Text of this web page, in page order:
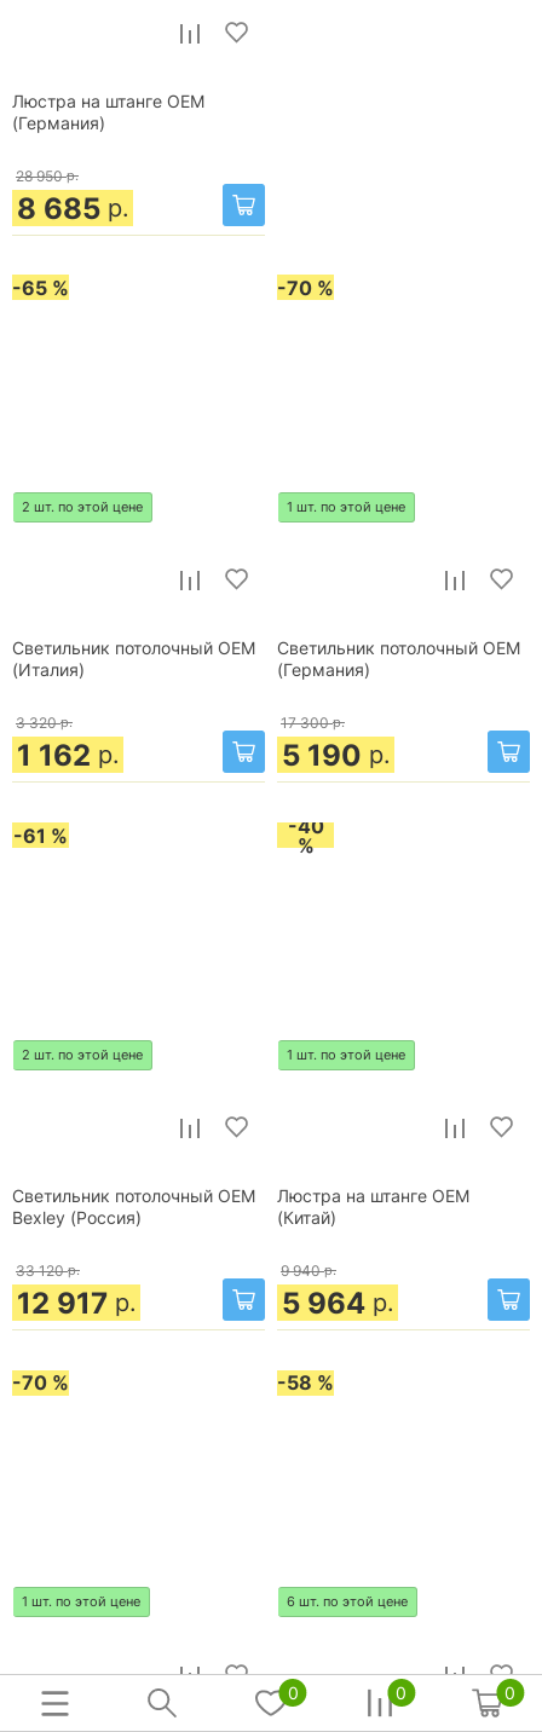
Люстра на штанге OEM
(Германия)
28 950 р.
8 685 р.
-65 %
2 шт. по этой цене
Светильник потолочный OEM
(Италия)
3 320 р.
1 162 р.
-70 %
1 шт. по этой цене
Светильник потолочный OEM
(Германия)
17 300 р.
5 190 р.
-61 %
2 шт. по этой цене
Светильник потолочный OEM
Bexley (Россия)
33 120 р.
12 917 р.
-40
%
1 шт. по этой цене
Люстра на штанге OEM
(Китай)
9 940 р.
5 964 р.
-70 %
1 шт. по этой цене
-58 %
6 шт. по этой цене
0 0 0